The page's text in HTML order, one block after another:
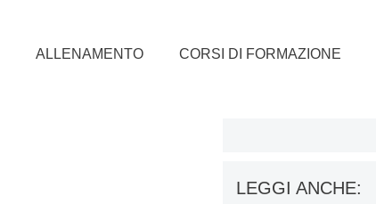
ALLENAMENTO CORSI DI FORMAZIONE
LEGGI ANCHE: